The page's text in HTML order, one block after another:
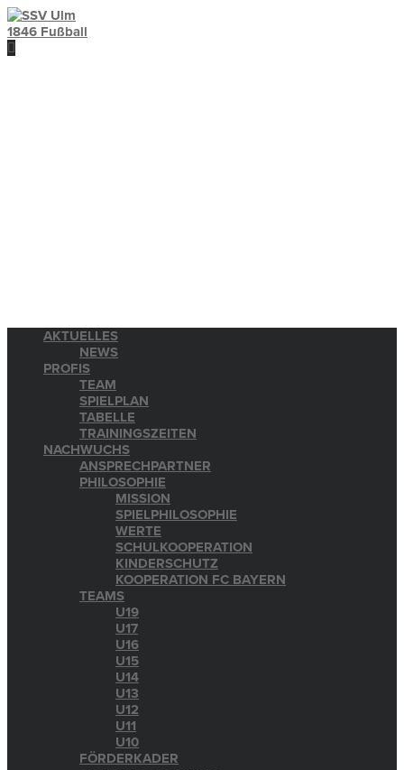
AKTUELLES
NEWS
PROFIS
TEAM
SPIELPLAN
TABELLE
TRAININGSZEITEN
NACHWUCHS
ANSPRECHPARTNER
PHILOSOPHIE
MISSION
SPIELPHILOSOPHIE
WERTE
SCHULKOOPERATION
KINDERSCHUTZ
KOOPERATION FC BAYERN
TEAMS
U19
U17
U16
U15
U14
U13
U12
U11
U10
FÖRDERKADER